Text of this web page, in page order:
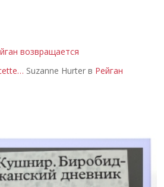
возвращается
Suzanne Hurter в Рейган